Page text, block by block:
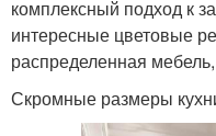
комплексный подход к
интересные цветовые
распределенная
Скромные размеры